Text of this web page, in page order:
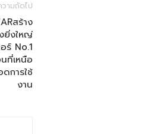
ามถัดไป
สร้าง
ยิ่งใหญ่
ร์ No.1
ที่เหนือ
การใช้
งาน